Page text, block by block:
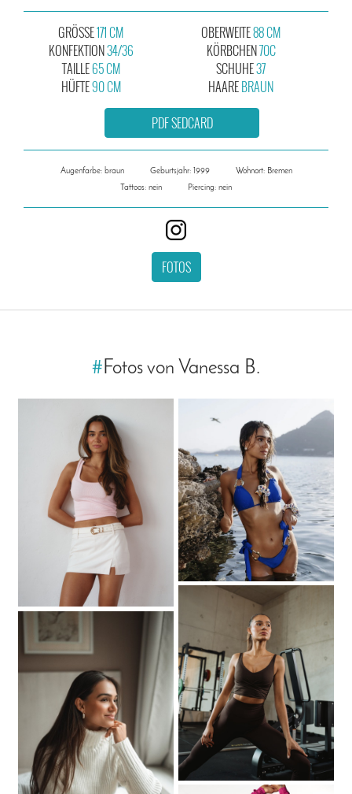
GRÖSSE171 CM
KONFEKTION34/36
OBERWEITE88 CM
KÖRBCHEN70C
TAILLE65 CM
HÜFTE90 CM
SCHUHE37
HAAREBRAUN
PDF SEDCARD
Augenfarbe: braun Geburtsjahr: 1999
Wohnort: Bremen
Tattoos: nein
Piercing: nein
FOTOS
#Fotos von Vanessa B.